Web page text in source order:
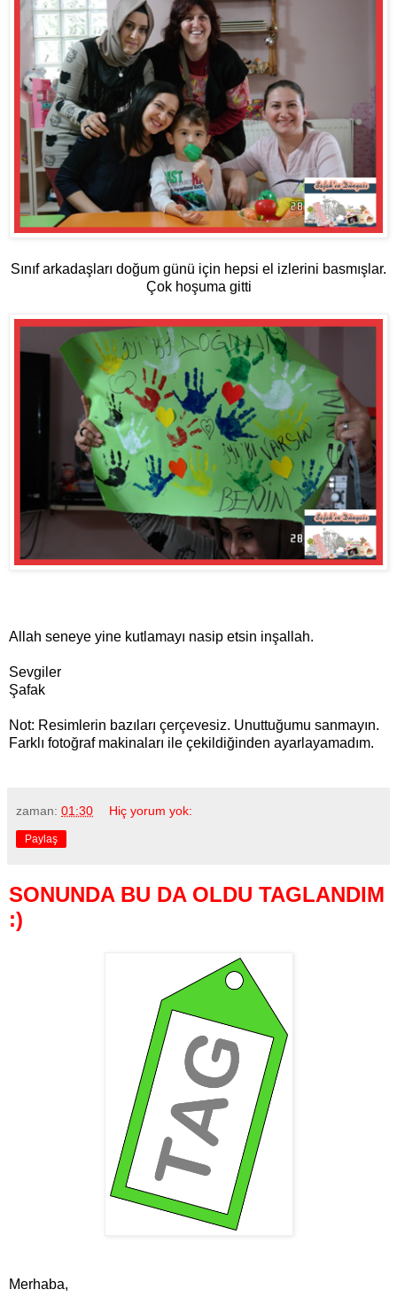
Sınıf arkadaşları doğum günü için hepsi el izlerini basmışlar.
Çok hoşuma gitti
Allah seneye yine kutlamayı nasip etsin inşallah.
Sevgiler
Şafak
Not: Resimlerin bazıları çerçevesiz. Unuttuğumu sanmayın.
Farklı fotoğraf makinaları ile çekildiğinden ayarlayamadım.
zaman: 01:30 Hiç yorum yok:
Paylaş
SONUNDA BU DA OLDU TAGLANDIM
:)
Merhaba,